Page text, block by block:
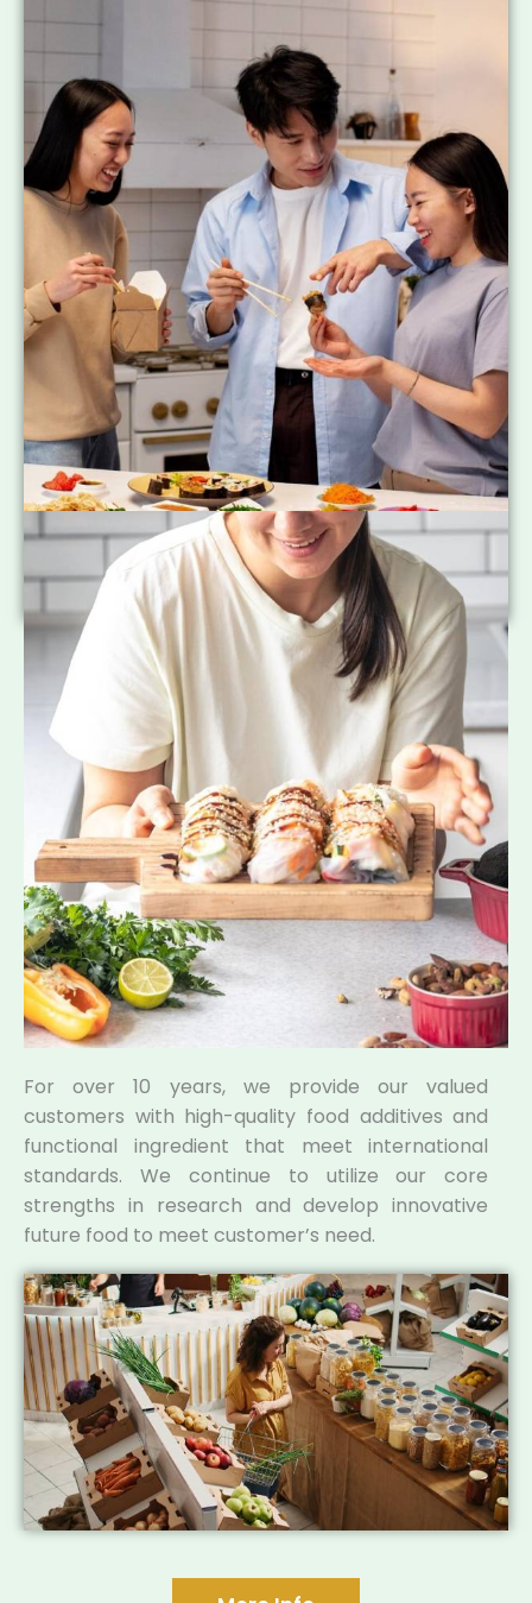
For over 10 years, we provide our valued
customers with high-quality food additives and
functional ingredient that meet international
standards. We continue to utilize our core
strengths in research and develop innovative
future food to meet customer’s need.